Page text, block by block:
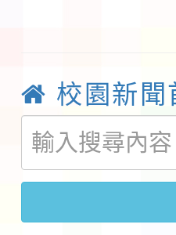
展演活
請一案
社團法
026
會」之
本校115
第2次招
告(採1
115 年
0 小時業
轉知本
校園新聞